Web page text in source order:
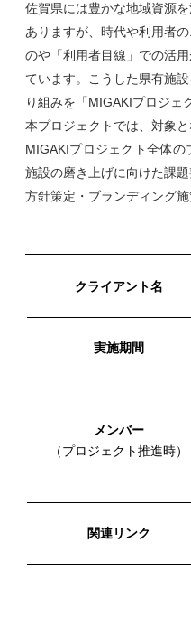
佐賀県には豊かな地域資源
ありますが、時代や利用者
のや「利用者目線」での活
ています。こうした県有施
り組みを「MIGAKIプロジェ
本プロジェクトでは、対象
MIGAKIプロジェクト全体
施設の磨き上げに向けた課
方針策定・ブランディング施
クライアント名
実施期間
メンバー
（プロジェクト推進時）
関連リンク